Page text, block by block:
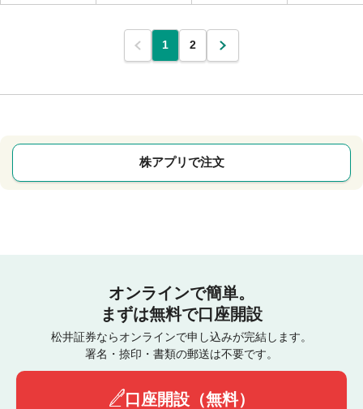
1 2
株アプリで注文
オンラインで簡単。
まずは無料で口座開設
松井証券ならオンラインで申し込みが完結します。
署名・捺印・書類の郵送は不要です。
口座開設（無料）